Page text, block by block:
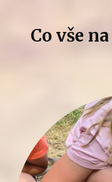
Co vše